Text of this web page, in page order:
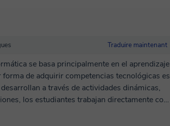
Traduire maintenant
se basa principalmente en el aprendizaje
de adquirir competencias tecnológicas es
a través de actividades dinámicas,
se abordan en cada tema. Fomento la